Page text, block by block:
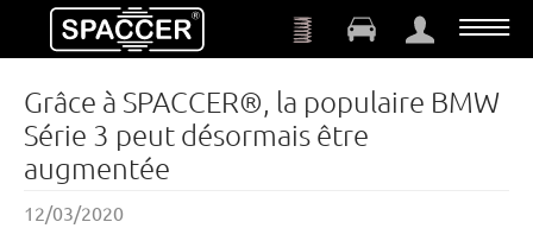
Aller au contenu principal
Grâce à SPACCER®, la populaire BMW
Série 3 peut désormais être
augmentée
12/03/2020